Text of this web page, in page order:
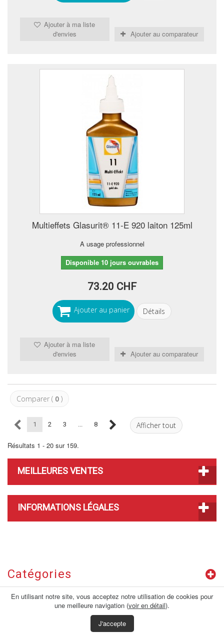
Ajouter à ma liste
d'envies
Ajouter au comparateur
Multieffets Glasurit® 11-E 920 laiton 125ml
A usage professionnel
Disponible 10 jours ouvrables
73.20 CHF
Ajouter au panier Détails
Ajouter à ma liste
d'envies
Ajouter au comparateur
Comparer ( 0 )
Afficher tout
1 2 3 8
Résultats 1 - 20 sur 159.
MEILLEURES VENTES
INFORMATIONS LÉGALES
Catégories
En utilisant notre site, vous acceptez notre utilisation de cookies pour
une meilleure navigation (voir en détail).
J'accepte